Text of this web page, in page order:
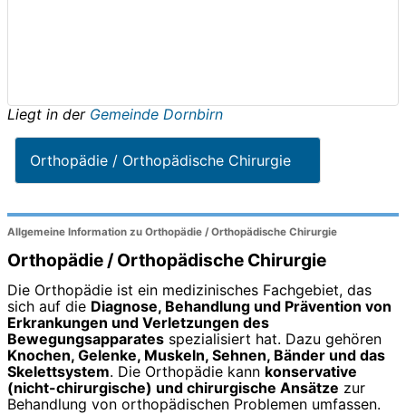
Liegt in der Gemeinde Dornbirn
Orthopädie / Orthopädische Chirurgie
Allgemeine Information zu Orthopädie / Orthopädische Chirurgie
Orthopädie / Orthopädische Chirurgie
Die Orthopädie ist ein medizinisches Fachgebiet, das
sich auf die Diagnose, Behandlung und Prävention von
Erkrankungen und Verletzungen des
Bewegungsapparates spezialisiert hat. Dazu gehören
Knochen, Gelenke, Muskeln, Sehnen, Bänder und das
Skelettsystem. Die Orthopädie kann konservative
(nicht-chirurgische) und chirurgische Ansätze zur
Behandlung von orthopädischen Problemen umfassen.